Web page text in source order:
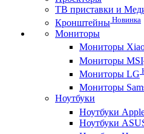
ТВ приставки и
Кронштейны Новинка
Мониторы
Мониторы
Мониторы MSI
Мониторы LG
Мониторы
Ноутбуки
Ноутбуки
Ноутбуки